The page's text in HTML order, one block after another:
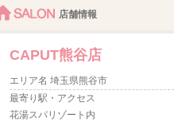
SALON 店舗情報
CAPUT熊谷店
エリア名 埼玉県熊谷市
最寄り駅・アクセス
花湯スパリゾート内